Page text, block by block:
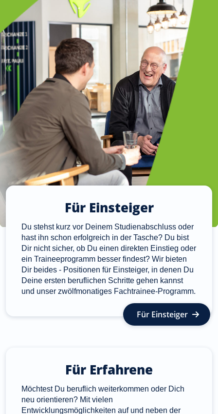
Für Einsteiger
Du stehst kurz vor Deinem Studienabschluss oder
hast ihn schon erfolgreich in der Tasche? Du bist
Dir nicht sicher, ob Du einen direkten Einstieg oder
ein Traineeprogramm besser findest? Wir bieten
Dir beides - Positionen für Einsteiger, in denen Du
Deine ersten beruflichen Schritte gehen kannst
und unser zwölfmonatiges Fachtrainee-Programm.
Für Einsteiger
Für Erfahrene
Möchtest Du beruflich weiterkommen oder Dich
neu orientieren? Mit vielen
Entwicklungsmöglichkeiten auf und neben der